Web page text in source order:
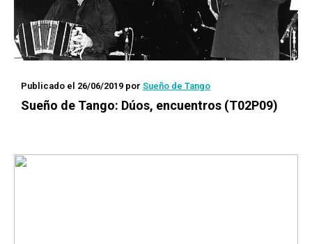
Publicado el 26/06/2019 por Sueño de Tango
Sueño de Tango: Dúos, encuentros (T02P09)